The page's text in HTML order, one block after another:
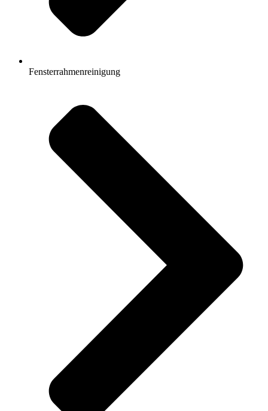
Fensterrahmenreinigung